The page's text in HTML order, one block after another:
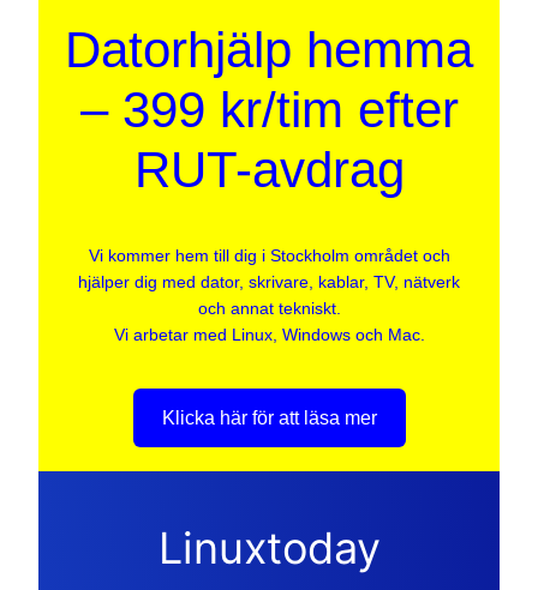
Datorhjälp hemma
– 399 kr/tim efter
RUT-avdrag
Vi kommer hem till dig i Stockholm området och
hjälper dig med dator, skrivare, kablar, TV, nätverk
och annat tekniskt.
Vi arbetar med Linux, Windows och Mac.
Klicka här för att läsa mer
Linuxtoday